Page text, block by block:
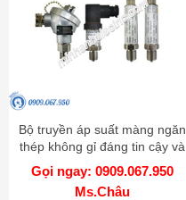
Bộ truyền áp suất màng ngăn
thép không gỉ đáng tin cậy và
chính xác cao - Model TPS20
Gọi ngay: 0909.067.950
Ms.Châu